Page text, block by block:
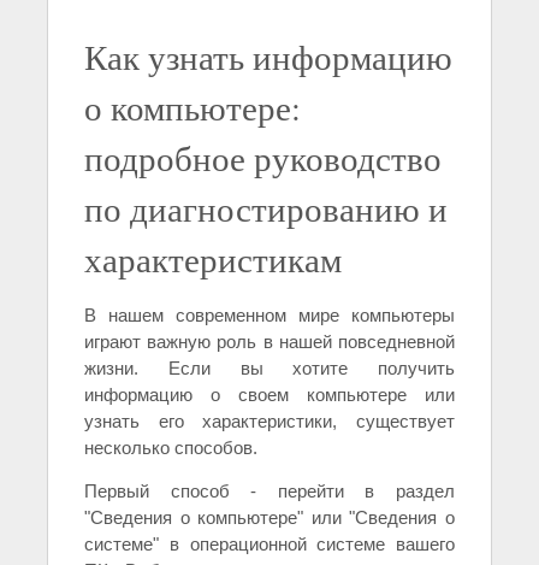
Как узнать информацию
о компьютере:
подробное руководство
по диагностированию и
характеристикам
В нашем современном мире компьютеры
играют важную роль в нашей повседневной
жизни. Если вы хотите получить
информацию о своем компьютере или
узнать его характеристики, существует
несколько способов.
Первый способ - перейти в раздел
"Сведения о компьютере" или "Сведения о
системе" в операционной системе вашего